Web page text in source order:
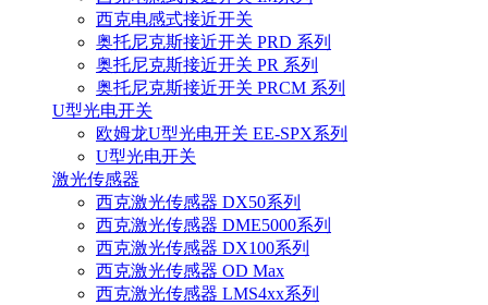
西克电感式接近开关
奥托尼克斯接近开关 PRD 系列
奥托尼克斯接近开关 PR 系列
奥托尼克斯接近开关 PRCM 系列
U型光电开关
欧姆龙U型光电开关 EE-SPX系列
U型光电开关
激光传感器
西克激光传感器 DX50系列
西克激光传感器 DME5000系列
西克激光传感器 DX100系列
西克激光传感器 OD Max
西克激光传感器 LMS4xx系列